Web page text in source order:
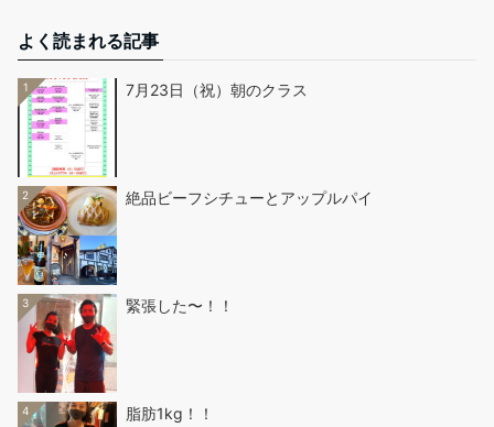
よく読まれる記事
1 7月23日（祝）朝のクラス
2 絶品ビーフシチューとアップルパイ
3 緊張した〜！！
4 脂肪1kg！！